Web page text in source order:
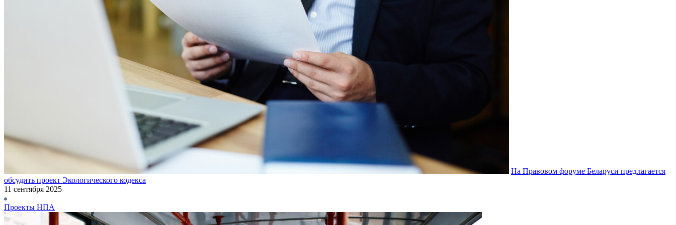
На Правовом форуме Беларуси предлагается
обсудить проект Экологического кодекса
11 сентября 2025
Проекты НПА